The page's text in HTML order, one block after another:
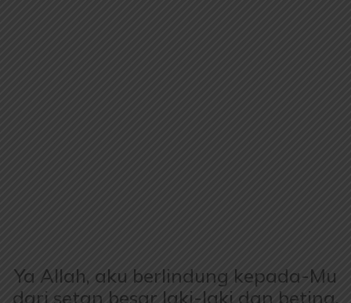
Ya Allah, aku berlindung kepada-Mu
dari setan besar laki-laki dan betina.